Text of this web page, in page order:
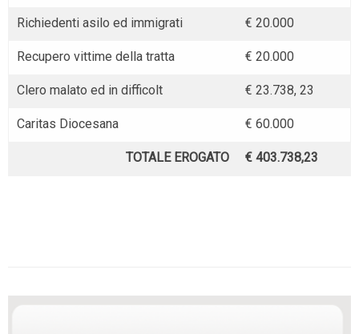
Richiedenti asilo ed immigrati € 20.000
Recupero vittime della tratta € 20.000
Clero malato ed in difficolt € 23.738, 23
Caritas Diocesana € 60.000
TOTALE EROGATO € 403.738,23